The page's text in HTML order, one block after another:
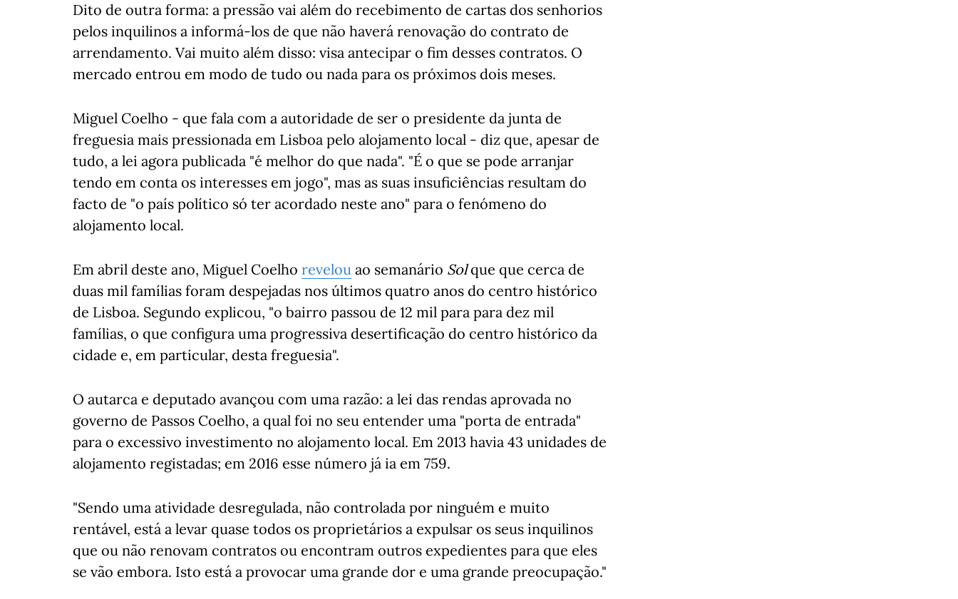
Dito de outra forma: a pressão vai além do recebimento de cartas dos senhorios
pelos inquilinos a informá-los de que não haverá renovação do contrato de
arrendamento. Vai muito além disso: visa antecipar o fim desses contratos. O
mercado entrou em modo de tudo ou nada para os próximos dois meses.
Miguel Coelho - que fala com a autoridade de ser o presidente da junta de
freguesia mais pressionada em Lisboa pelo alojamento local - diz que, apesar de
tudo, a lei agora publicada "é melhor do que nada". "É o que se pode arranjar
tendo em conta os interesses em jogo", mas as suas insuficiências resultam do
facto de "o país político só ter acordado neste ano" para o fenómeno do
alojamento local.
Em abril deste ano, Miguel Coelho revelou ao semanário Solque que cerca de
duas mil famílias foram despejadas nos últimos quatro anos do centro histórico
de Lisboa. Segundo explicou, "o bairro passou de 12 mil para para dez mil
famílias, o que configura uma progressiva desertificação do centro histórico da
cidade e, em particular, desta freguesia".
O autarca e deputado avançou com uma razão: a lei das rendas aprovada no
governo de Passos Coelho, a qual foi no seu entender uma "porta de entrada"
para o excessivo investimento no alojamento local. Em 2013 havia 43 unidades de
alojamento registadas; em 2016 esse número já ia em 759.
"Sendo uma atividade desregulada, não controlada por ninguém e muito
rentável, está a levar quase todos os proprietários a expulsar os seus inquilinos
que ou não renovam contratos ou encontram outros expedientes para que eles
se vão embora. Isto está a provocar uma grande dor e uma grande preocupação."